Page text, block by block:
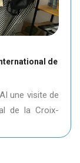
de
une visite de
de la Croix-